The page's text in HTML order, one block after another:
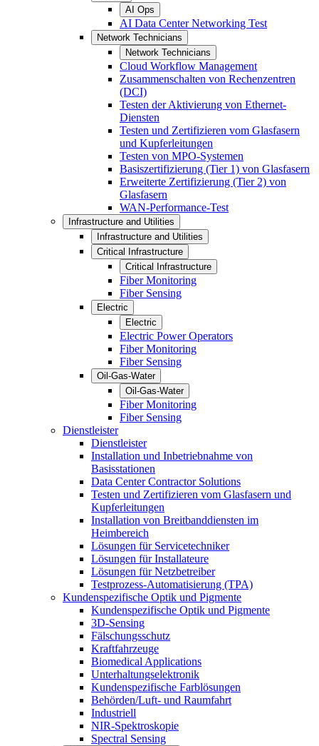
AI Ops
AI Data Center Networking Test
Network Technicians
Network Technicians
Cloud Workflow Management
Zusammenschalten von Rechenzentren
(DCI)
Testen der Aktivierung von Ethernet-
Diensten
Testen und Zertifizieren vom Glasfasern
und Kupferleitungen
Testen von MPO-Systemen
Basiszertifizierung (Tier 1) von Glasfasern
Erweiterte Zertifizierung (Tier 2) von
Glasfasern
WAN-Performance-Test
Infrastructure and Utilities
Infrastructure and Utilities
Critical Infrastructure
Critical Infrastructure
Fiber Monitoring
Fiber Sensing
Electric
Electric
Electric Power Operators
Fiber Monitoring
Fiber Sensing
Oil-Gas-Water
Oil-Gas-Water
Fiber Monitoring
Fiber Sensing
Dienstleister
Dienstleister
Installation und Inbetriebnahme von
Basisstationen
Data Center Contractor Solutions
Testen und Zertifizieren vom Glasfasern und
Kupferleitungen
Installation von Breitbanddiensten im
Heimbereich
Lösungen für Servicetechniker
Lösungen für Installateure
Lösungen für Netzbetreiber
Testprozess-Automatisierung (TPA)
Kundenspezifische Optik und Pigmente
Kundenspezifische Optik und Pigmente
3D-Sensing
Fälschungsschutz
Kraftfahrzeuge
Biomedical Applications
Unterhaltungselektronik
Kundenspezifische Farblösungen
Behörden/Luft- und Raumfahrt
Industriell
NIR-Spektroskopie
Spectral Sensing